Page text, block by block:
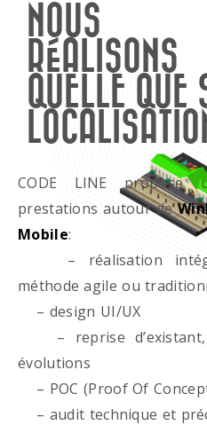
NOUS
RÉALISONS
QUELLE QUE
CODE LINE
prestations autour de
Mobile:
– réalisation
méthode agile ou
– design UI/UX
– reprise d’existant,
évolutions
– POC (Proof Of
– audit technique et